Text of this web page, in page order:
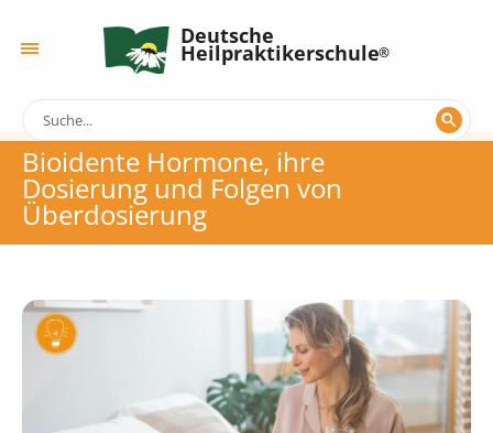
Deutsche
Heilpraktikerschule
Bioidente Hormone, ihre
Dosierung und Folgen von
Überdosierung